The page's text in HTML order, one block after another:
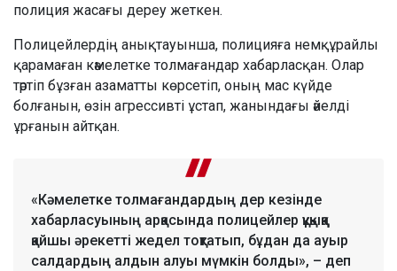
полиция жасағы дереу жеткен.
Полицейлердің анықтауынша, полицияға немқұрайлы
қарамаған кәмелетке толмағандар хабарласқан. Олар
тәртіп бұзған азаматты көрсетіп, оның мас күйде
болғанын, өзін агрессивті ұстап, жанындағы әйелді
ұрғанын айтқан.
«Кәмелетке толмағандардың дер кезінде
хабарласуының арқасында полицейлер құқыққа
қайшы әрекетті жедел тоқтатып, бұдан да ауыр
салдардың алдын алуы мүмкін болды», – деп